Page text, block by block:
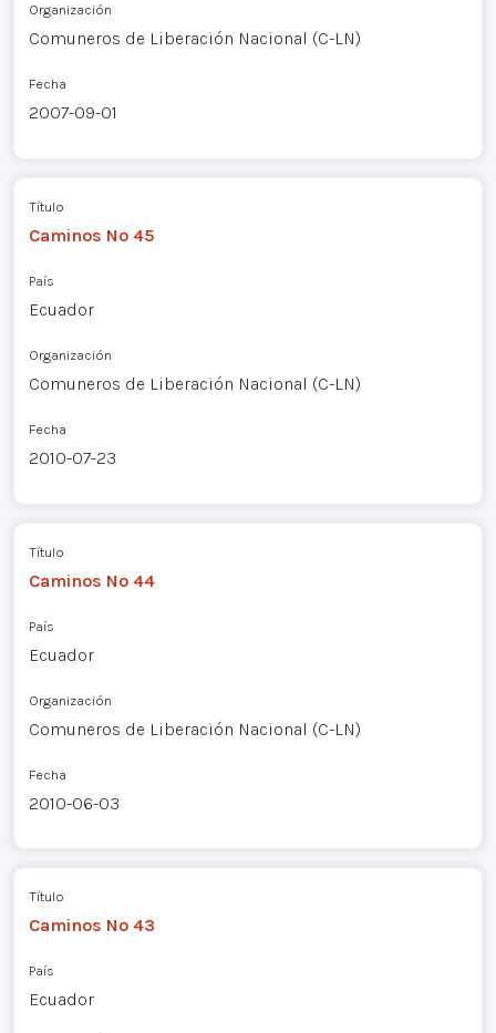
Organización
Comuneros de Liberación Nacional (C-LN)
Fecha
2007-09-01
Título
Caminos Nº 45
País
Ecuador
Organización
Comuneros de Liberación Nacional (C-LN)
Fecha
2010-07-23
Título
Caminos Nº 44
País
Ecuador
Organización
Comuneros de Liberación Nacional (C-LN)
Fecha
2010-06-03
Título
Caminos Nº 43
País
Ecuador